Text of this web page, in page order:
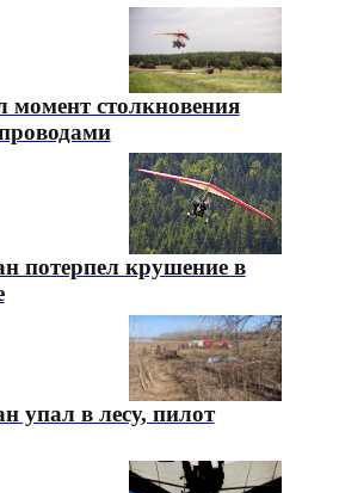
момент столкновения
потерпел крушение в
упал в лесу, пилот